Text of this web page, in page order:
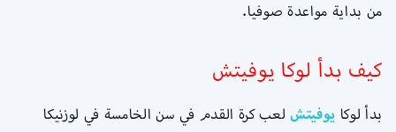
من بداية مواعدة صوفيا.
كيف بدأ لوكا يوفيتش
بدأ لوكا يوفيتش لعب كرة القدم في سن الخامسة في لوزنيكا